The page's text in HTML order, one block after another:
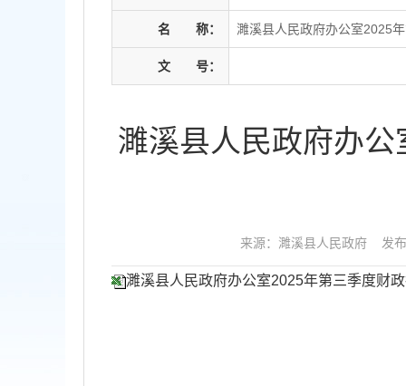
名 称： 濉溪县人民政府办公室2025
文 号：
濉溪县人民政府办公
来源：濉溪县人民政府 发
濉溪县人民政府办公室2025年第三季度财